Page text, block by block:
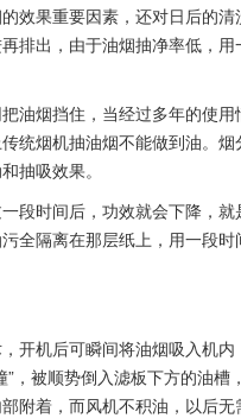
效果重要因素，还对日后的
排出，由于油烟抽净率低，
油烟挡住，当经过多年的使
统烟机抽油烟不能做到油。
抽吸效果。
段时间后，功效就会下降，
全隔离在那层纸上，用一段
开机后可瞬间将油烟吸入机
，被顺势倒入滤板下方的油槽
附着，而风机不积油，以后无